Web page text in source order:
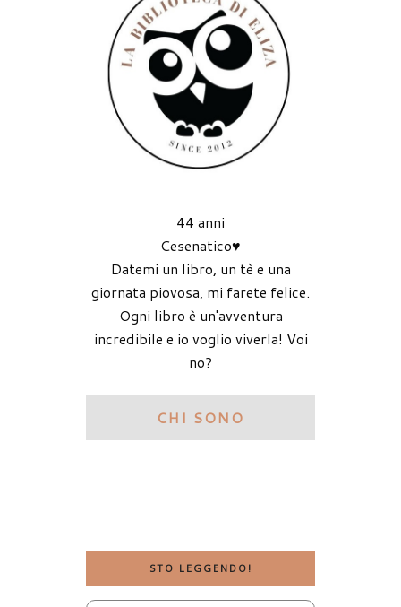
44 anni
Cesenatico♥
Datemi un libro, un tè e una
giornata piovosa, mi farete felice.
Ogni libro è un'avventura
incredibile e io voglio viverla! Voi
no?
CHI SONO
STO LEGGENDO!